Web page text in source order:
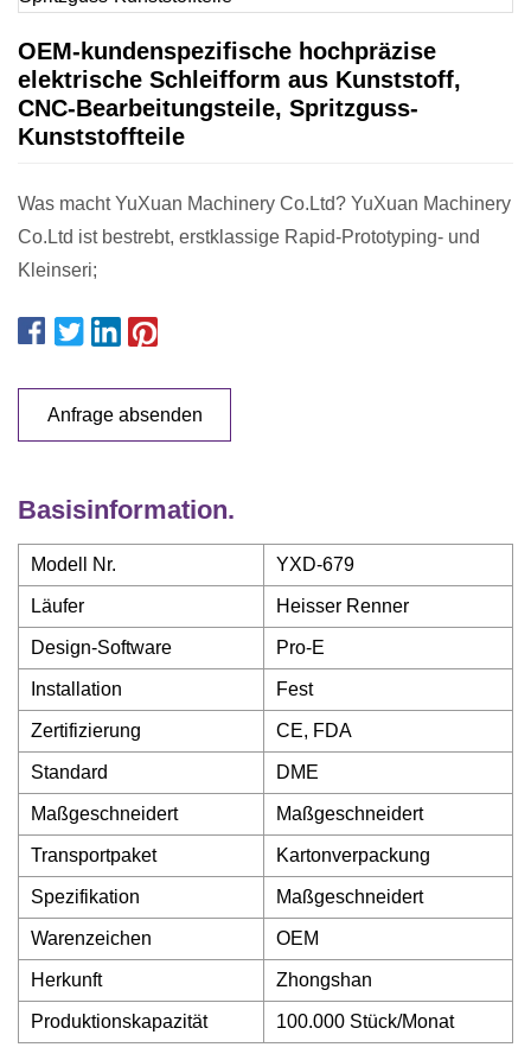
OEM-kundenspezifische hochpräzise
elektrische Schleifform aus Kunststoff,
CNC-Bearbeitungsteile, Spritzguss-
Kunststoffteile
Was macht YuXuan Machinery Co.Ltd? YuXuan Machinery
Co.Ltd ist bestrebt, erstklassige Rapid-Prototyping- und
Kleinseri;
Anfrage absenden
Basisinformation.
Modell Nr. YXD-679
Läufer Heisser Renner
Design-Software Pro-E
Installation Fest
Zertifizierung CE, FDA
Standard DME
Maßgeschneidert Maßgeschneidert
Transportpaket Kartonverpackung
Spezifikation Maßgeschneidert
Warenzeichen OEM
Herkunft Zhongshan
Produktionskapazität 100.000 Stück/Monat